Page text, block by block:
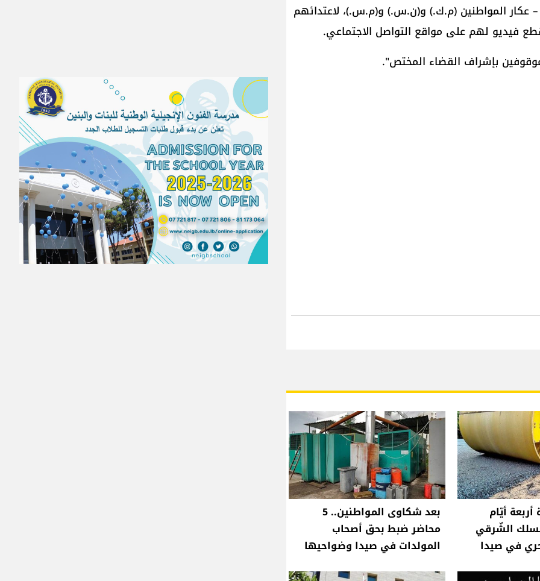
عكار المواطنين (م.ك.) و(ن.س.) و(م.س.)، لاعتدائهم
فيديو لهم على مواقع التواصل الاجتماعي.
بإشراف القضاء المختص".
أيّام
الشّرقي
في صيدا
بعد شكاوى المواطنين.. 5
محاضر ضبط بحق أصحاب
المولدات في صيدا وضواحيها